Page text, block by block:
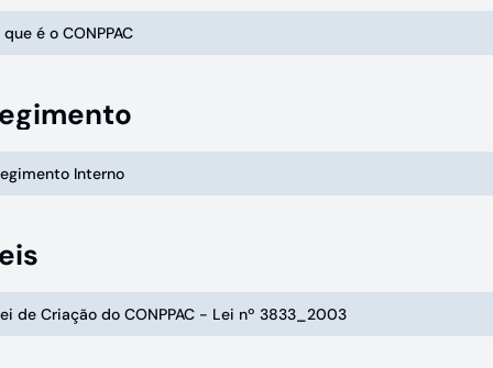
que é o CONPPAC
Interno
de Criação do CONPPAC - Lei nº 3833_2003